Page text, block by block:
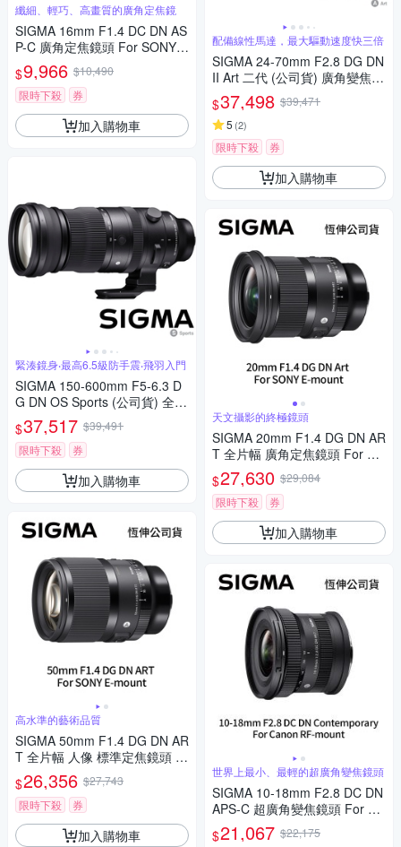
纖細、輕巧、高畫質的廣角定焦鏡
SIGMA 16mm F1.4 DC DN AS
P-C 廣角定焦鏡頭 For SONY E
-mount (公司貨)
$9,966 $10,490
限時下殺
券
加入購物車
緊湊鏡身‧最高6.5級防手震‧飛羽入門
SIGMA 150-600mm F5-6.3 D
G DN OS Sports (公司貨) 全片
幅微單眼鏡頭 超望遠變焦鏡頭
飛羽攝影 拍鳥
$37,517 $39,491
限時下殺
券
加入購物車
高水準的藝術品質
SIGMA 50mm F1.4 DG DN AR
T 全片幅 人像 標準定焦鏡頭 F
or SONY E-mount (公司貨)
$26,356 $27,743
限時下殺
券
加入購物車
配備線性馬達，最大驅動速度快三倍
SIGMA 24-70mm F2.8 DG DN
II Art 二代 (公司貨) 廣角變焦鏡
頭 全片幅無反微單眼鏡頭 旅遊
鏡 大三元
$37,498 $39,471
5 (2)
限時下殺 券
加入購物車
天文攝影的終極鏡頭
SIGMA 20mm F1.4 DG DN AR
T 全片幅 廣角定焦鏡頭 For SO
NY E-mount (公司貨)
$27,630 $29,084
限時下殺
券
加入購物車
世界上最小、最輕的超廣角變焦鏡頭
SIGMA 10-18mm F2.8 DC DN
APS-C 超廣角變焦鏡頭 For Ca
non RF-mount (公司貨)
$21,067 $22,175